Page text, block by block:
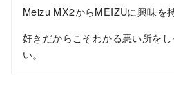
Meizu MX2からMEIZUに興味を持
好きだからこそわかる悪い所を
い。